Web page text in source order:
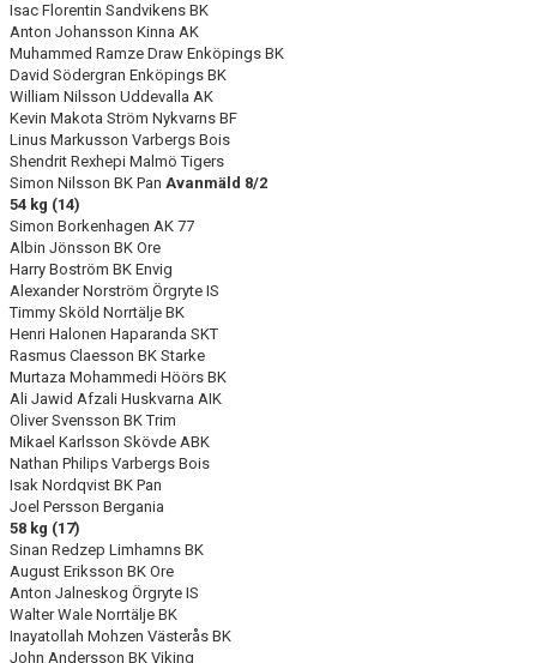
Isac Florentin Sandvikens BK
Anton Johansson Kinna AK
Muhammed Ramze Draw Enköpings BK
David Södergran Enköpings BK
William Nilsson Uddevalla AK
Kevin Makota Ström Nykvarns BF
Linus Markusson Varbergs Bois
Shendrit Rexhepi Malmö Tigers
Simon Nilsson BK Pan Avanmäld 8/2
54 kg (14)
Simon Borkenhagen AK 77
Albin Jönsson BK Ore
Harry Boström BK Envig
Alexander Norström Örgryte IS
Timmy Sköld Norrtälje BK
Henri Halonen Haparanda SKT
Rasmus Claesson BK Starke
Murtaza Mohammedi Höörs BK
Ali Jawid Afzali Huskvarna AIK
Oliver Svensson BK Trim
Mikael Karlsson Skövde ABK
Nathan Philips Varbergs Bois
Isak Nordqvist BK Pan
Joel Persson Bergania
58 kg (17)
Sinan Redzep Limhamns BK
August Eriksson BK Ore
Anton Jalneskog Örgryte IS
Walter Wale Norrtälje BK
Inayatollah Mohzen Västerås BK
John Andersson BK Viking